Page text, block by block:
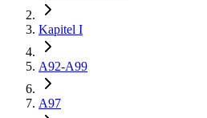
Kapitel I
A92-A99
A97